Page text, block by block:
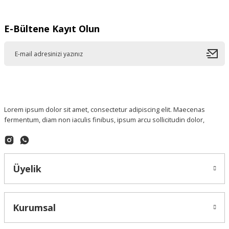
E-Bültene Kayıt Olun
Lorem ipsum dolor sit amet, consectetur adipiscing elit. Maecenas
fermentum, diam non iaculis finibus, ipsum arcu sollicitudin dolor,
Üyelik
Kurumsal